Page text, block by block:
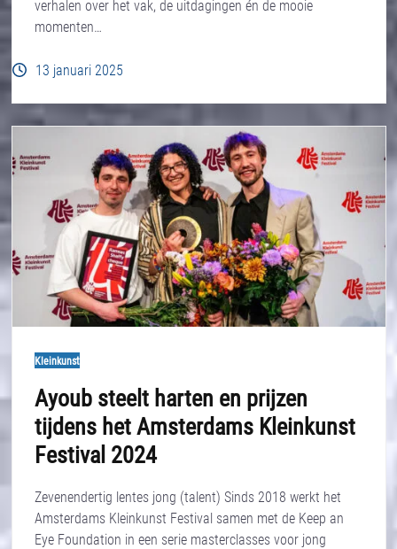
verhalen over het vak, de uitdagingen én de mooie
momenten…
13 januari 2025
Kleinkunst
Ayoub steelt harten en prijzen
tijdens het Amsterdams Kleinkunst
Festival 2024
Zevenendertig lentes jong (talent) Sinds 2018 werkt het
Amsterdams Kleinkunst Festival samen met de Keep an
Eye Foundation in een serie masterclasses voor jong